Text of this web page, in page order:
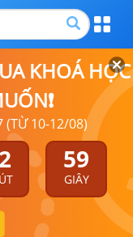
KHOÁ HỌC
(TỪ 10-12/08)
58
GIÂY